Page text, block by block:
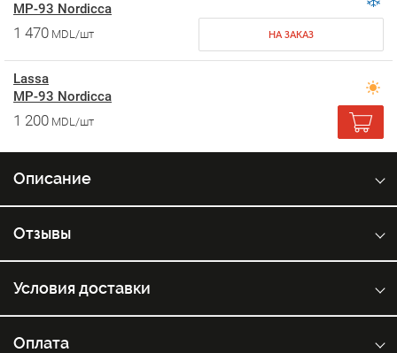
MP-93 Nordicca
1 470 MDL/шт НА ЗАКАЗ
Lassa
MP-93 Nordicca
1 200 MDL/шт
Описание
Отзывы
Условия доставки
Оплата